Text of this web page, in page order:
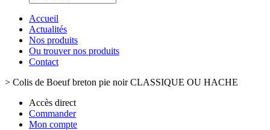
Accueil
Actualités
Nos produits
Ou trouver nos produits
Contact
> Colis de Boeuf breton pie noir CLASSIQUE OU HACHE
Accès direct
Commander
Mon compte